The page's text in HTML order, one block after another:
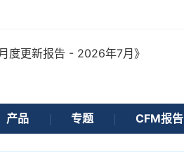
产品 专题 CFM报告